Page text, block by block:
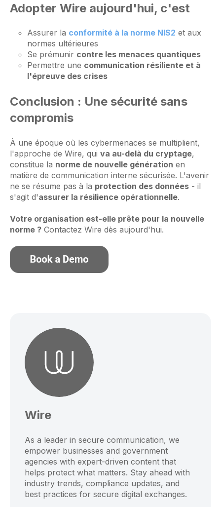
Adopter Wire aujourd'hui, c'est
Assurer la conformité à la norme NIS2 et aux
normes ultérieures
Se prémunir contre les menaces quantiques
Permettre une communication résiliente et à
l'épreuve des crises
Conclusion : Une sécurité sans
compromis
À une époque où les cybermenaces se multiplient,
l'approche de Wire, qui va au-delà du cryptage,
constitue la norme de nouvelle génération en
matière de communication interne sécurisée. L'avenir
ne se résume pas à la protection des données - il
s'agit d'assurer la résilience opérationnelle.
Votre organisation est-elle prête pour la nouvelle
norme ? Contactez Wire dès aujourd'hui.
Wire
As a leader in secure communication, we
empower businesses and government
agencies with expert-driven content that
helps protect what matters. Stay ahead with
industry trends, compliance updates, and
best practices for secure digital exchanges.